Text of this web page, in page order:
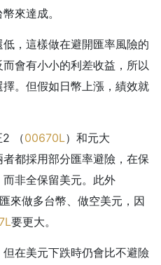
來達成。
，這樣做在避開匯率風險的
會有小小的利差收益，所以
。但假如日幣上漲，績效就
2 （00670L）和元大
者都採用部分匯率避險，在保
非全保留美元。此外
來做多台幣、做空美元，因
要更大。
在美元下跌時仍會比不避險